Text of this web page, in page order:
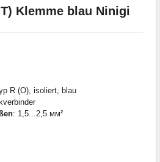
Klemme blau Ninigi
R (О), isoliert, blau
: 1,5...2,5 мм²